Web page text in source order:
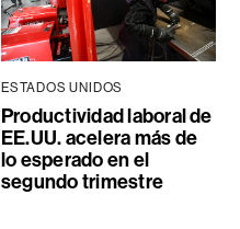
ESTADOS UNIDOS
Productividad laboral de
EE.UU. acelera más de
lo esperado en el
segundo trimestre